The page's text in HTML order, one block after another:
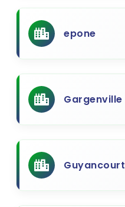
epone
Gargenville
Guyancourt